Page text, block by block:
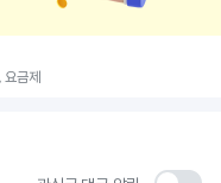
요금제